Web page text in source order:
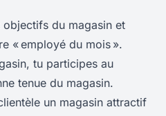
objectifs du magasin et
« employé du mois ».
tu participes au
tenue du magasin.
un magasin attractif